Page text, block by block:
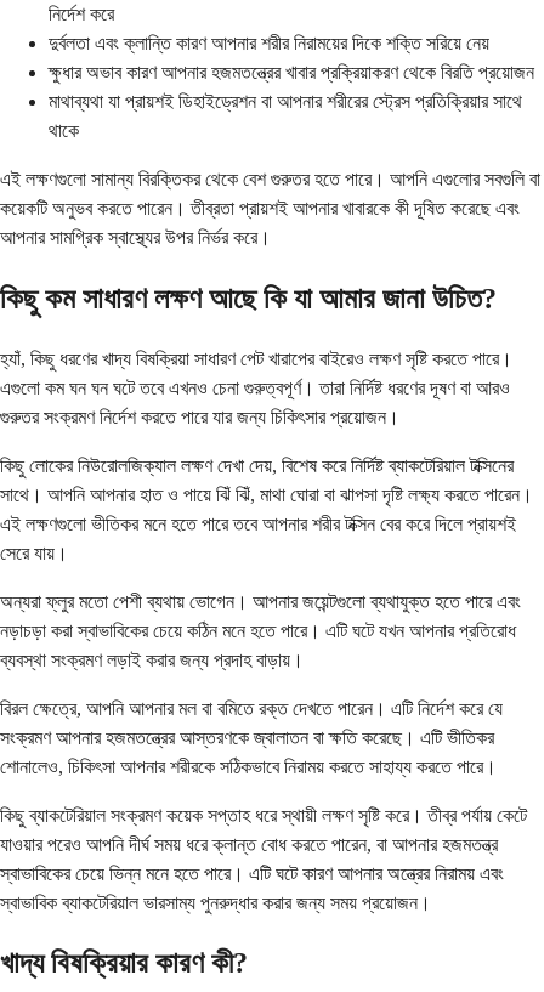
নির্দেশ করে
দুর্বলতা এবং ক্লান্তি কারণ আপনার শরীর নিরাময়ের দিকে শক্তি সরিয়ে নেয়
ক্ষুধার অভাব কারণ আপনার হজমতন্ত্রের খাবার প্রক্রিয়াকরণ থেকে বিরতি প্রয়োজন
মাথাব্যথা যা প্রায়শই ডিহাইড্রেশন বা আপনার শরীরের স্ট্রেস প্রতিক্রিয়ার সাথে
থাকে
এই লক্ষণগুলো সামান্য বিরক্তিকর থেকে বেশ গুরুতর হতে পারে। আপনি এগুলোর সবগুলি বা
কয়েকটি অনুভব করতে পারেন। তীব্রতা প্রায়শই আপনার খাবারকে কী দূষিত করেছে এবং
আপনার সামগ্রিক স্বাস্থ্যের উপর নির্ভর করে।
কিছু কম সাধারণ লক্ষণ আছে কি যা আমার জানা উচিত?
হ্যাঁ, কিছু ধরণের খাদ্য বিষক্রিয়া সাধারণ পেট খারাপের বাইরেও লক্ষণ সৃষ্টি করতে পারে।
এগুলো কম ঘন ঘন ঘটে তবে এখনও চেনা গুরুত্বপূর্ণ। তারা নির্দিষ্ট ধরণের দূষণ বা আরও
গুরুতর সংক্রমণ নির্দেশ করতে পারে যার জন্য চিকিৎসার প্রয়োজন।
কিছু লোকের নিউরোলজিক্যাল লক্ষণ দেখা দেয়, বিশেষ করে নির্দিষ্ট ব্যাকটেরিয়াল টক্সিনের
সাথে। আপনি আপনার হাত ও পায়ে ঝিঁ ঝিঁ, মাথা ঘোরা বা ঝাপসা দৃষ্টি লক্ষ্য করতে পারেন।
এই লক্ষণগুলো ভীতিকর মনে হতে পারে তবে আপনার শরীর টক্সিন বের করে দিলে প্রায়শই
সেরে যায়।
অন্যরা ফ্লুর মতো পেশী ব্যথায় ভোগেন। আপনার জয়েন্টগুলো ব্যথাযুক্ত হতে পারে এবং
নড়াচড়া করা স্বাভাবিকের চেয়ে কঠিন মনে হতে পারে। এটি ঘটে যখন আপনার প্রতিরোধ
ব্যবস্থা সংক্রমণ লড়াই করার জন্য প্রদাহ বাড়ায়।
বিরল ক্ষেত্রে, আপনি আপনার মল বা বমিতে রক্ত দেখতে পারেন। এটি নির্দেশ করে যে
সংক্রমণ আপনার হজমতন্ত্রের আস্তরণকে জ্বালাতন বা ক্ষতি করেছে। এটি ভীতিকর
শোনালেও, চিকিৎসা আপনার শরীরকে সঠিকভাবে নিরাময় করতে সাহায্য করতে পারে।
কিছু ব্যাকটেরিয়াল সংক্রমণ কয়েক সপ্তাহ ধরে স্থায়ী লক্ষণ সৃষ্টি করে। তীব্র পর্যায় কেটে
যাওয়ার পরেও আপনি দীর্ঘ সময় ধরে ক্লান্ত বোধ করতে পারেন, বা আপনার হজমতন্ত্র
স্বাভাবিকের চেয়ে ভিন্ন মনে হতে পারে। এটি ঘটে কারণ আপনার অন্ত্রের নিরাময় এবং
স্বাভাবিক ব্যাকটেরিয়াল ভারসাম্য পুনরুদ্ধার করার জন্য সময় প্রয়োজন।
খাদ্য বিষক্রিয়ার কারণ কী?